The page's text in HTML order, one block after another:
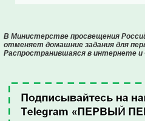
В Министерстве просвещения
отменяет домашние задания для
Распространившаяся в интернете